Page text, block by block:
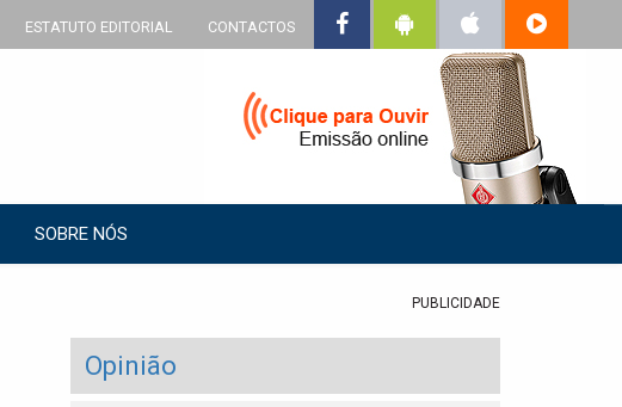
ESTATUTO EDITORIAL CONTACTOS
SOBRE NÓS
PUBLICIDADE
Opinião